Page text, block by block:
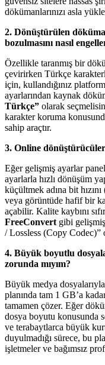
dökümanlarınızı asla
2. Dönüştürülen
bozulmasını nasıl
Özellikle taranmış bir
çevirirken Türkçe
için, kullandığınız
ayarlarından kaynak
Türkçe” olarak
karakter koruma
sahip araçtır.
3. Online
Eğer gelişmiş ayarlar
ayarlarla hızlı dönüşüm
küçültmek adına bit
veya görüntüde hafif bir
açabilir. Kalite kaybını
FreeConvert gibi
/ Lossless (Copy Codec)”
4. Büyük boyutlu
zorunda mıyım?
Büyük medya dosyalarıyla
planında tam 1 GB’a
tamamen çözer. Eğer
dosya boyutu konusunda
ve terabaytlarca büyük
duyulmadığı sürece, bu
işletmeler ve bağımsız